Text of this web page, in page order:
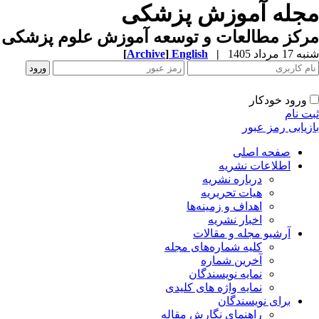
مجله آموزش پزشکی
مرکز مطالعات و توسعه آموزش علوم پزشکی
شنبه 17 مرداد 1405 |
English
[Archive]
ورود خودکار
ثبت نام
بازیابی رمز عبور
صفحه اصلی
اطلاعات نشریه
درباره نشریه
هیات تحریریه
اهداف و زمینه‌ها
اخبار نشریه
آرشیو مجله و مقالات
کلیه شماره‌های مجله
آخرین شماره
نمایه نویسندگان
نمایه واژه های کلیدی
برای نویسندگان
راهنمای نگارش مقاله